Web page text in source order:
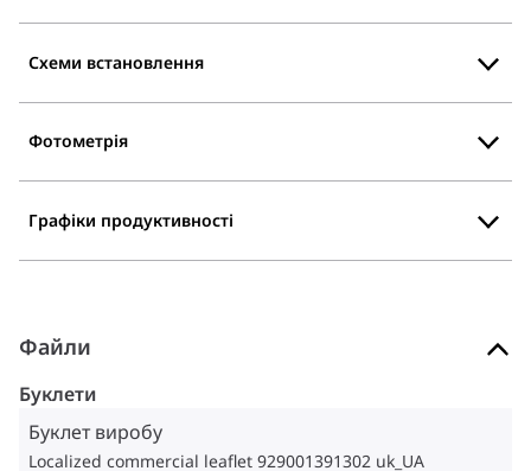
Схеми встановлення
Фотометрія
Графіки продуктивності
Файли
Буклети
Буклет виробу
Localized commercial leaflet 929001391302 uk_UA